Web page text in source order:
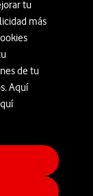
tu
más
de tu
Aquí